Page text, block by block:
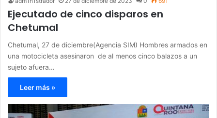
Ejecutado de cinco disparos en
Chetumal
Chetumal, 27 de diciembre(Agencia SIM) Hombres armados en
una motocicleta asesinaron de al menos cinco balazos a un
sujeto afuera…
Leer más »